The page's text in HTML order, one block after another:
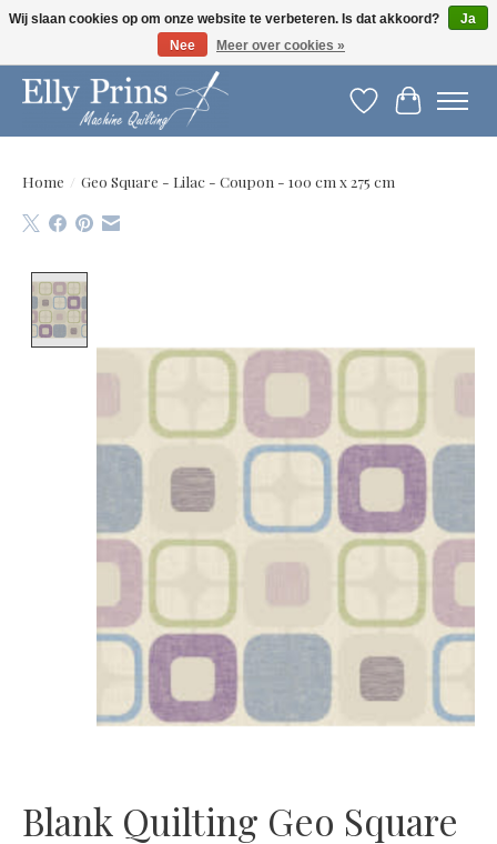
Let op: gewijzigde openingstijden!
Verlanglijst
Home / Geo Square - Lilac - Coupon - 100 cm x 275 cm
Blank Quilting Geo Square
Wij slaan cookies op om onze website te verbeteren. Is dat akkoord?
Ja
Nee
Meer over cookies »